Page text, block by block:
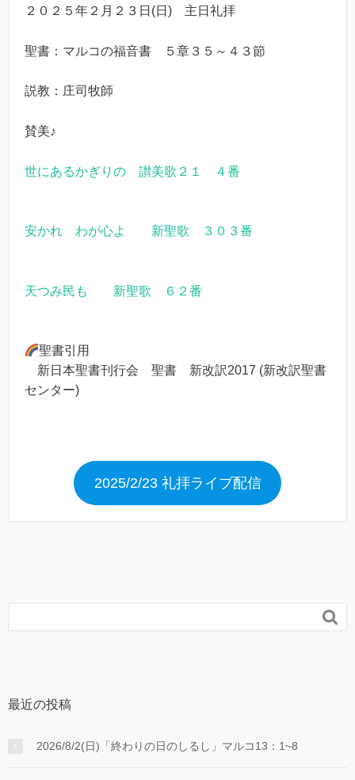
２０２５年２月２３日(日) 主日礼拝
聖書：マルコの福音書 ５章３５～４３節
説教：庄司牧師
賛美♪
世にあるかぎりの 讃美歌２１ ４番
安かれ わが心よ 新聖歌 ３０３番
天つみ民も 新聖歌 ６２番
聖書引用
新日本聖書刊行会 聖書 新改訳2017 (新改訳聖書
センター)
2025/2/23 礼拝ライブ配信

最近の投稿
2026/8/2(日)「終わりの日のしるし」マルコ13：1~8